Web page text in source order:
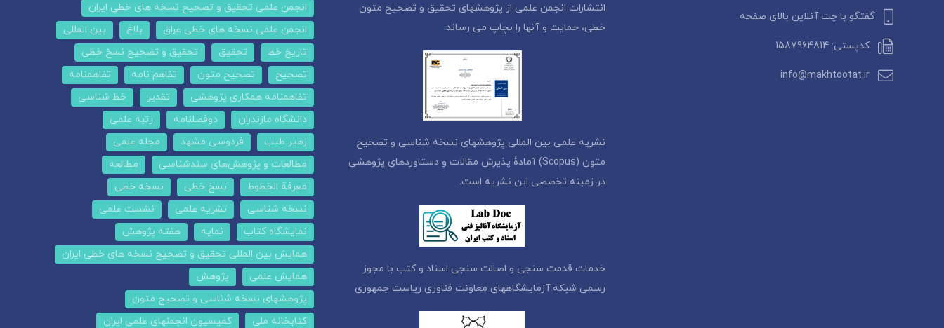
گفتگو با چت آنلاین بالای صفحه
کدپستی: 1587964814
info@makhtootat.ir
انتشارات انجمن علمی از پژوهشهای تحقیق و تصحیح متون
خطی، حمایت و آنها را بچاپ می رساند.
نشریه علمی بین المللی پژوهشهای نسخه شناسی و تصحیح
متون (Scopus) آمادۀ پذیرش مقالات و دستاوردهای پژوهشی
در زمینه تخصصی این نشریه است.
خدمات قدمت سنجی و اصالت سنجی اسناد و کتب با مجوز
رسمی شبکه آزمایشگاههای معاونت فناوری ریاست جمهوری
انجمن علمی تحقیق و تصحیح نسخه های خطی ایران
انجمن علمی نسخه های خطی عراق
بلاغ
بین المللی
تاریخ خط
تحقیق
تحقیق و تصحیح نسخ خطی
تصحیح
تصحیح متون تفاهم نامه
تفاهمنامه
تفاهمنامه همکاری پژوهشی
تقدیر
خط شناسی
دانشگاه مازندران
دوفصلنامه
رتبه علمی
زهیر طیب
فردوسی مشهد
مجله علمی
مطالعات و پژوهش‌های سندشناسی
مطالعه
معرفة الخطوط
نسخ خطی
نسخه خطی
نسخه شناسی
نشریه علمی
نشست علمی
نمایشگاه کتاب
نمایه
هفته پژوهش
همایش بین المللی تحقیق و تصحیح نسخه های خطی ایران
همایش علمی
پژوهش
پژوهشهای نسخه شناسی و تصحیح متون
کتابخانه ملی
کمیسیون انجمنهای علمی ایران